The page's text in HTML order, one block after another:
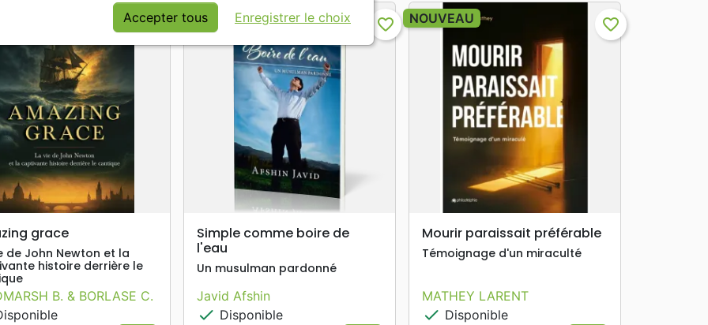
search
favorite_border
grace
de John Newton et la
histoire derrière le
B. & BORLASE C.
search APERÇU RAPIDE
favorite_border
Simple comme boire de
l'eau
Un musulman pardonné
Javid Afshin
check Disponible
search APERÇU RAPIDE
NOUVEAU favorite_border
Mourir paraissait préférable
Témoignage d'un miraculté
MATHEY LARENT
check Disponible
Accepter tous Enregistrer le choix